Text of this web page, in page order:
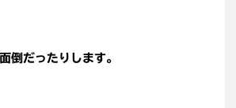
倒だったりします。